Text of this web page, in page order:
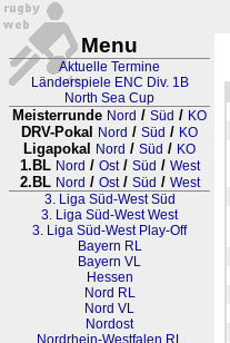
Menu
Aktuelle Termine
Länderspiele ENC Div. 1B
North Sea Cup
Meisterrunde Nord / Süd / KO
DRV-Pokal Nord / Süd / KO
Ligapokal Nord / Süd / KO
1.BL Nord / Ost/ Süd / West
2.BL Nord / Ost/ Süd / West
3. Liga Süd-West Süd
3. Liga Süd-West West
3. Liga Süd-West Play-Off
Bayern RL
Bayern VL
Hessen
Nord RL
Nord VL
Nordost
Nordrhein-Westfalen RL